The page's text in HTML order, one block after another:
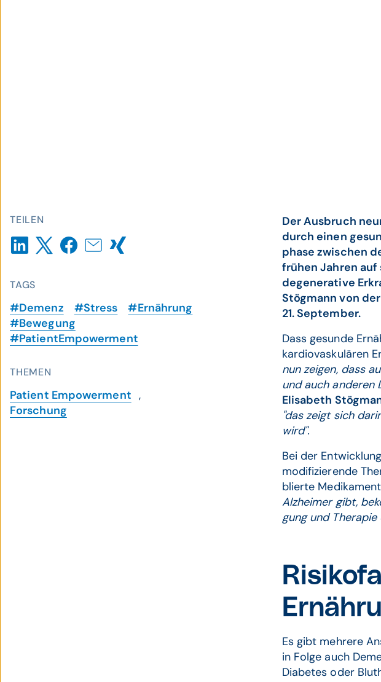
TEILEN
TAGS
#Demenz #Stress
#Ernährung
#Bewegung
#PatientEmpowerment
THEMEN
Patient Empowerment ,
Forschung
Der Ausbruch
durch einen
phase zwischen
frühen Jahren
degenerative
Stögmann von
21. September.
Dass gesunde
kardio­vasku­lären
nun zeigen, dass
und auch anderen
Elisabeth
"das zeigt sich
wird".
Bei der
modifi­zierende
blierte
Alzheimer gibt,
gung und
Es gibt mehrere
in Folge auch
Diabetes oder